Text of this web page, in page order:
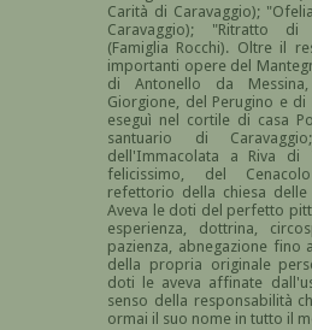
Carità di Caravaggio);
Caravaggio); "Ritratto di
(Famiglia Rocchi). Oltre il
importanti opere del
di Antonello da
Giorgione, del Perugino e
eseguì nel cortile di casa
santuario di
dell'Immacolata a Riva di
felicissimo, del
refettorio della chiesa
Aveva le doti del perfetto
esperienza, dottrina,
pazienza, abnegazione fino
della propria originale
doti le aveva affinate
senso della responsabilità
ormai il suo nome in tutto il